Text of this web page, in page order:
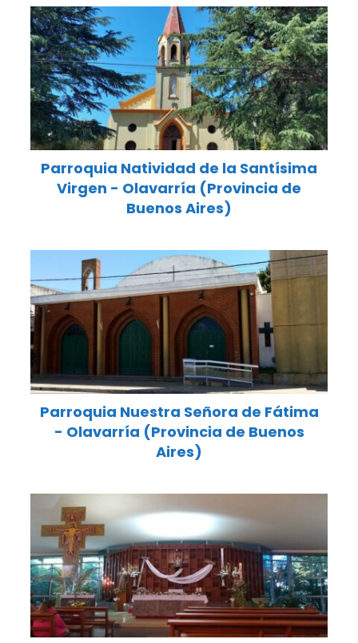
Parroquia Natividad de la Santísima
Virgen - Olavarría (Provincia de
Buenos Aires)
Parroquia Nuestra Señora de Fátima
- Olavarría (Provincia de Buenos
Aires)